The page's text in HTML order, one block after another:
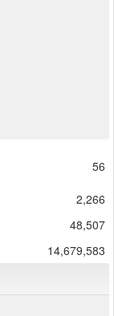
56
2,266
48,507
14,679,583